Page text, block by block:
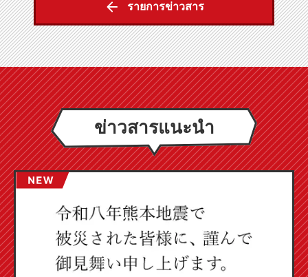
รายการข่าวสาร
ข่าวสารแนะนำ